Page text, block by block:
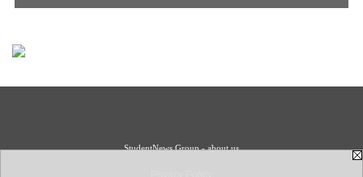
StudentNews Group - about us